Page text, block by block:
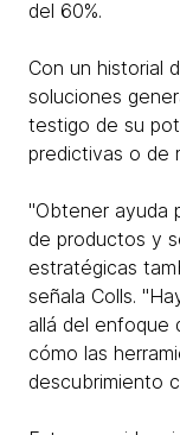
del 60%.
Con un historial
soluciones
testigo de su
predictivas o de
"Obtener ayuda
de productos y
estratégicas
señala Colls.
allá del enfoque
cómo las
descubrimiento